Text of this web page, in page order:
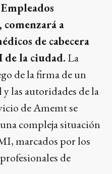
a
de cabecera
de la ciudad. La
de la firma de un
las autoridades de la
de Amemt se
compleja situación
marcados por los
de